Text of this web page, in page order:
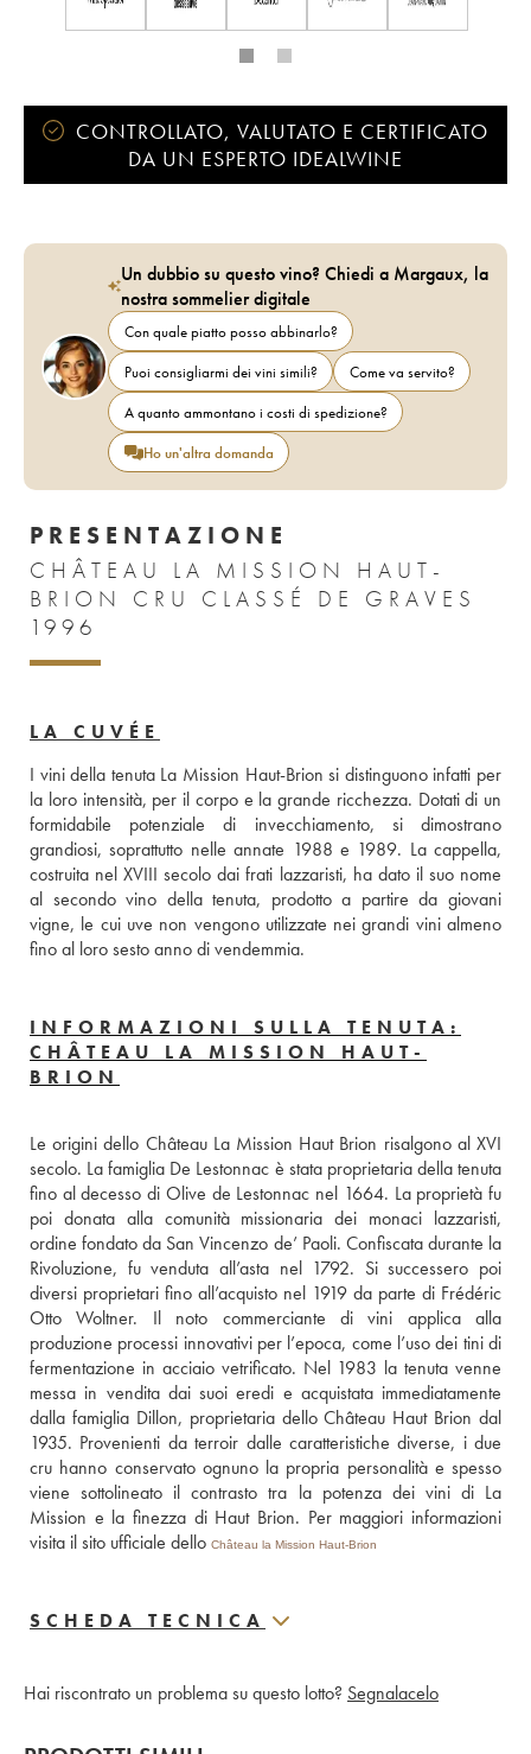
CONTROLLATO, VALUTATO E CERTIFICATO
DA UN ESPERTO IDEALWINE
Un dubbio su questo vino? Chiedi a Margaux, la
nostra sommelier digitale
Con quale piatto posso abbinarlo?
Puoi consigliarmi dei vini simili?
Come va servito?
A quanto ammontano i costi di spedizione?
Ho un'altra domanda
PRESENTAZIONE
CHÂTEAU LA MISSION HAUT-
BRION CRU CLASSÉ DE GRAVES
1996
LA CUVÉE
I vini della tenuta La Mission Haut-Brion si distinguono infatti per
la loro intensità, per il corpo e la grande ricchezza. Dotati di un
formidabile potenziale di invecchiamento, si dimostrano
grandiosi, soprattutto nelle annate 1988 e 1989. La cappella,
costruita nel XVIII secolo dai frati lazzaristi, ha dato il suo nome
al secondo vino della tenuta, prodotto a partire da giovani
vigne, le cui uve non vengono utilizzate nei grandi vini almeno
fino al loro sesto anno di vendemmia.
INFORMAZIONI SULLA TENUTA:
CHÂTEAU LA MISSION HAUT-
BRION
Le origini dello Château La Mission Haut Brion risalgono al XVI
secolo. La famiglia De Lestonnac è stata proprietaria della tenuta
fino al decesso di Olive de Lestonnac nel 1664. La proprietà fu
poi donata alla comunità missionaria dei monaci lazzaristi,
ordine fondato da San Vincenzo de’ Paoli. Confiscata durante la
Rivoluzione, fu venduta all’asta nel 1792. Si successero poi
diversi proprietari fino all’acquisto nel 1919 da parte di Frédéric
Otto Woltner. Il noto commerciante di vini applica alla
produzione processi innovativi per l’epoca, come l’uso dei tini di
fermentazione in acciaio vetrificato. Nel 1983 la tenuta venne
messa in vendita dai suoi eredi e acquistata immediatamente
dalla famiglia Dillon, proprietaria dello Château Haut Brion dal
1935. Provenienti da terroir dalle caratteristiche diverse, i due
cru hanno conservato ognuno la propria personalità e spesso
viene sottolineato il contrasto tra la potenza dei vini di La
Mission e la finezza di Haut Brion. Per maggiori informazioni
visita il sito ufficiale dello Château la Mission Haut-Brion
SCHEDA TECNICA
Hai riscontrato un problema su questo lotto? Segnalacelo